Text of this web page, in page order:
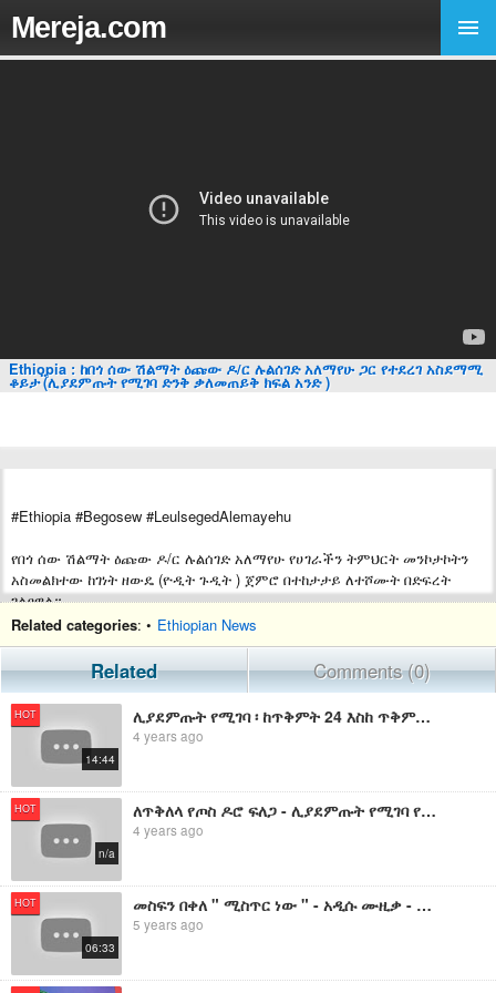
Mereja.com
Ethiopia : ከበጎ ሰው ሽልማት ዕጩው ዶ/ር ሉልሰገድ አለማየሁ ጋር የተደረገ አስደማሚ
ቆይታ ፟(ሊያደምጡት የሚገባ ድንቅ ቃለመጠይቅ ክፍል አንድ )
#Ethiopia #Begosew #LeulsegedAlemayehu
የበጎ ሰው ሽልማት ዕጩው ዶ/ር ሉልሰገድ አለማየሁ የሀገራችን ትምህርት መንኮታኮትን
አስመልክተው ከገነት ዘውዴ (ዮዲት ጉዲት ) ጀምሮ በተከታታይ ለተሾሙት በድፍረት
ገልፀዋል።
Related categories: • Ethiopian News
Related Comments (0)
HOT
14:44
ሊያደምጡት የሚገባ ፡ ከጥቅምት 24 እስከ ጥቅምት 24 ፡ በወቅታዊ ጉዳይ ላይ ከመኢአድ ምክትል ሊቀመንበር አቶ አብርሃም ጌጡ ጋር የተደረገ ቆይታ
4 years ago
HOT
n/a
ለጥቅለላ የጦስ ዶሮ ፍለጋ - ሊያደምጡት የሚገባ የኢትዮ 360 መረጃዎች
4 years ago
HOT
06:33
መስፍን በቀለ " ሚስጥር ነው " - አዲሱ ሙዚቃ - ሊያደምጡት የሚገባ ምርጥ ሐገራዊ ዜማ
5 years ago